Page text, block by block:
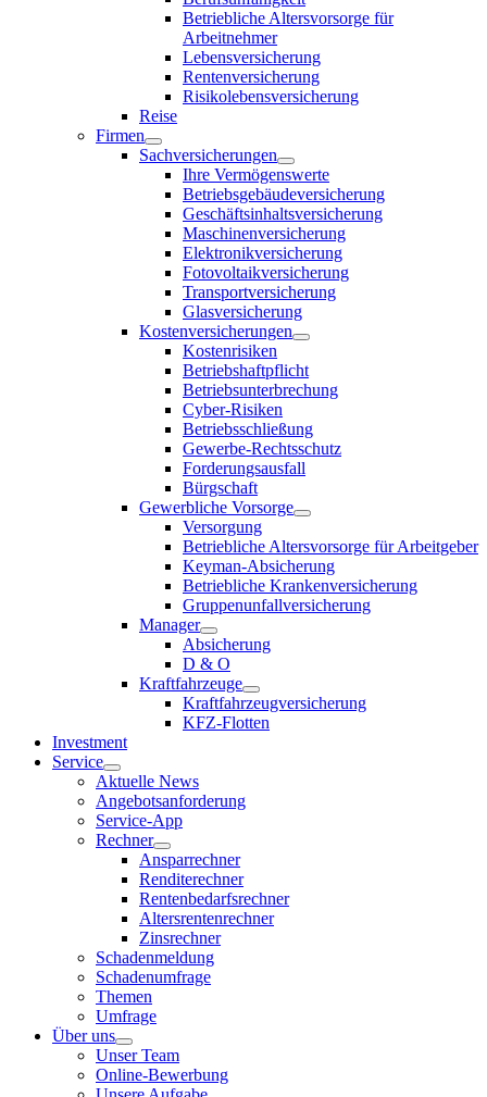
Betriebliche Altersvorsorge für
Arbeitnehmer
Lebensversicherung
Rentenversicherung
Risikolebensversicherung
Reise
Firmen
Sachversicherungen
Ihre Vermögenswerte
Betriebsgebäudeversicherung
Geschäftsinhaltsversicherung
Maschinenversicherung
Elektronikversicherung
Fotovoltaikversicherung
Transportversicherung
Glasversicherung
Kostenversicherungen
Kostenrisiken
Betriebshaftpflicht
Betriebsunterbrechung
Cyber-Risiken
Betriebsschließung
Gewerbe-Rechtsschutz
Forderungsausfall
Bürgschaft
Gewerbliche Vorsorge
Versorgung
Betriebliche Altersvorsorge für Arbeitgeber
Keyman-Absicherung
Betriebliche Krankenversicherung
Gruppenunfallversicherung
Manager
Absicherung
D & O
Kraftfahrzeuge
Kraftfahrzeugversicherung
KFZ-Flotten
Investment
Service
Aktuelle News
Angebotsanforderung
Service-App
Rechner
Ansparrechner
Renditerechner
Rentenbedarfsrechner
Altersrentenrechner
Zinsrechner
Schadenmeldung
Schadenumfrage
Themen
Umfrage
Über uns
Unser Team
Online-Bewerbung